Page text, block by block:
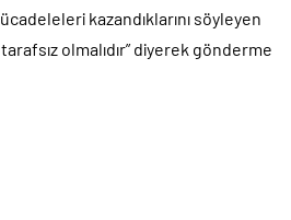
kazandıklarını söyleyen
olmalıdır” diyerek gönderme